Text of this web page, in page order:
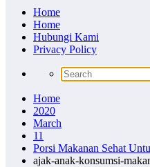
Home
Home
Hubungi Kami
Privacy Policy
Home
2020
March
11
Porsi Makanan Sehat
ajak-anak-konsumsi-